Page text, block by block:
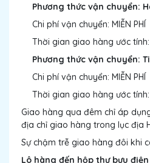
Phương thức vận chuyển:
Chi phí vận chuyển: MIỄN PHÍ
Thời gian giao hàng ước
Phương thức vận chuyển:
Chi phí vận chuyển: MIỄN PHÍ
Thời gian giao hàng ước
Giao hàng qua đêm chỉ áp
địa chỉ giao hàng trong lục địa
Sự chậm trễ giao hàng đôi khi
Lô hàng đến hộp thư bưu